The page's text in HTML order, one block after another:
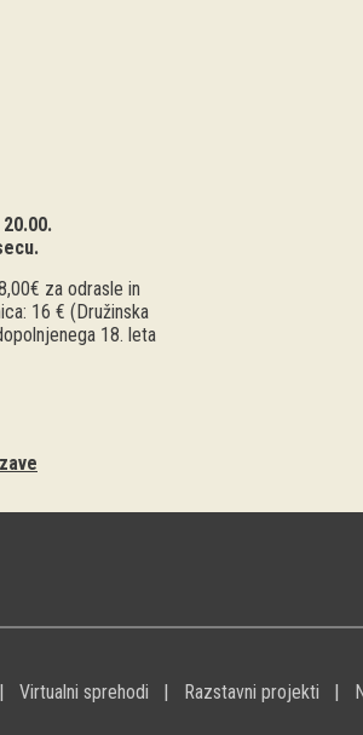
za odrasle in
16 € (Družinska
18. leta
Virtualni sprehodi Razstavni projekti